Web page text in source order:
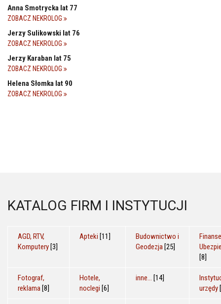
Anna Smotrycka lat 77
ZOBACZ NEKROLOG
Jerzy Sulikowski lat 76
ZOBACZ NEKROLOG
Jerzy Karaban lat 75
ZOBACZ NEKROLOG
Helena Słomka lat 90
ZOBACZ NEKROLOG
KATALOG FIRM I INSTYTUCJI
AGD, RTV,
Komputery [3]
Apteki [11]
Budownictwo i
Geodezja [25]
[8]
Fotograf,
reklama [8]
Hotele,
noclegi [6]
inne... [14]
urzędy